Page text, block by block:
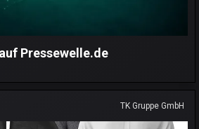
Pressewelle.de
TK Gruppe GmbH